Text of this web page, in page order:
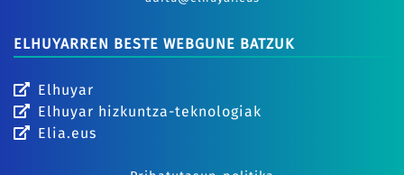
ELHUYARREN BESTE WEBGUNE BATZUK
Elhuyar
Elhuyar hizkuntza-teknologiak
Elia.eus